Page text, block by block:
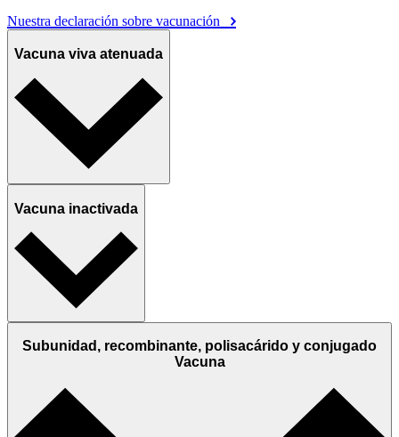
Nuestra declaración sobre vacunación
Vacuna viva atenuada
Vacuna inactivada
Subunidad, recombinante, polisacárido y conjugado
Vacuna